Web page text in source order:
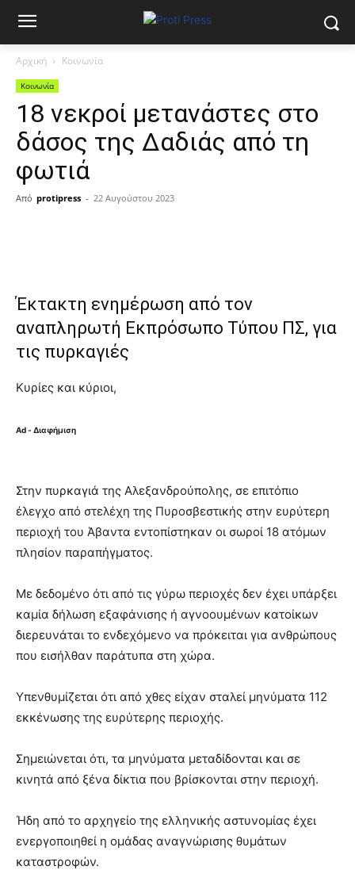
Αρχική Κοινωνία
Κοινωνία
18 νεκροί μετανάστες στο
δάσος της Δαδιάς από τη
φωτιά
Από protipress - 22 Αυγούστου 2023
Έκτακτη ενημέρωση από τον
αναπληρωτή Εκπρόσωπο Τύπου ΠΣ, για
τις πυρκαγιές
Κυρίες και κύριοι,
Ad - Διαφήμιση
Στην πυρκαγιά της Αλεξανδρούπολης, σε επιτόπιο
έλεγχο από στελέχη της Πυροσβεστικής στην ευρύτερη
περιοχή του Άβαντα εντοπίστηκαν οι σωροί 18 ατόμων
πλησίον παραπήγματος.
Με δεδομένο ότι από τις γύρω περιοχές δεν έχει υπάρξει
καμία δήλωση εξαφάνισης ή αγνοουμένων κατοίκων
διερευνάται το ενδεχόμενο να πρόκειται για ανθρώπους
που εισήλθαν παράτυπα στη χώρα.
Υπενθυμίζεται ότι από χθες είχαν σταλεί μηνύματα 112
εκκένωσης της ευρύτερης περιοχής.
Σημειώνεται ότι, τα μηνύματα μεταδίδονται και σε
κινητά από ξένα δίκτια που βρίσκονται στην περιοχή.
Ήδη από το αρχηγείο της ελληνικής αστυνομίας έχει
ενεργοποιηθεί η ομάδας αναγνώρισης θυμάτων
καταστροφών.